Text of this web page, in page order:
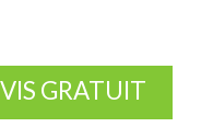
GRATUIT